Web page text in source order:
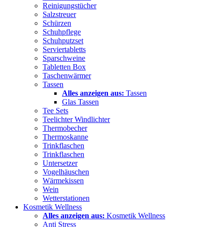
Reinigungstücher
Salzstreuer
Schürzen
Schuhpflege
Schuhputzset
Serviertabletts
Sparschweine
Tabletten Box
Taschenwärmer
Tassen
Alles anzeigen aus: Tassen
Glas Tassen
Tee Sets
Teelichter Windlichter
Thermobecher
Thermoskanne
Trinkflaschen
Trinkflaschen
Untersetzer
Vogelhäuschen
Wärmekissen
Wein
Wetterstationen
Kosmetik Wellness
Alles anzeigen aus: Kosmetik Wellness
Anti Stress